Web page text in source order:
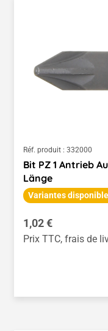
Réf. produit : 332000
Bit PZ 1 Antrieb
Länge
Variantes
Prix régulier :
1,02 €
Prix TTC, frais de